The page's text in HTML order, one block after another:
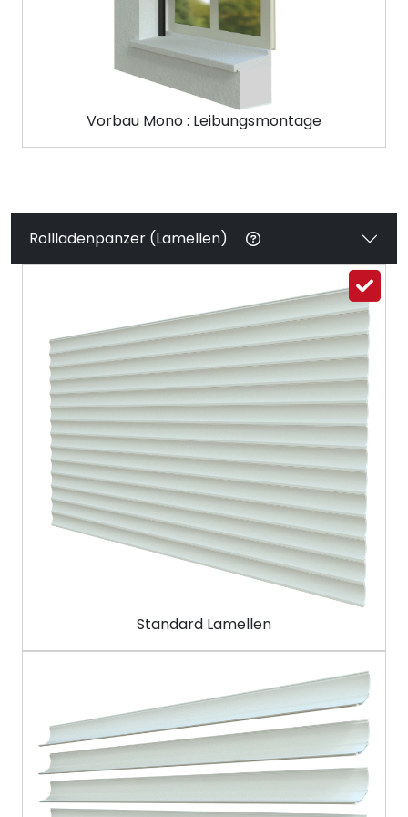
Vorbau Mono : Leibungsmontage
Rollladenpanzer (Lamellen)
Standard Lamellen